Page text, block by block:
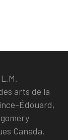
arts de la
Édouard,
Canada.